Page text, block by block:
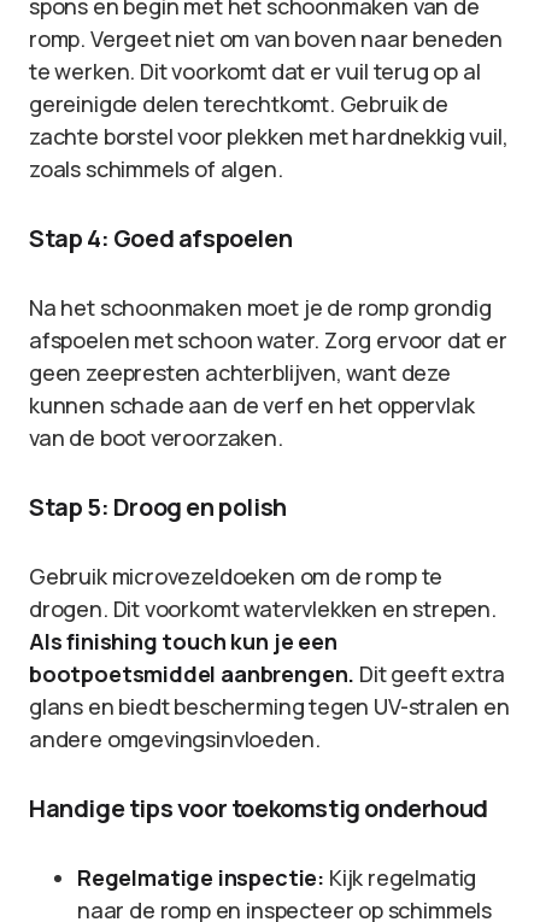
spons en begin met het schoonmaken van de
romp. Vergeet niet om van boven naar beneden
te werken. Dit voorkomt dat er vuil terug op al
gereinigde delen terechtkomt. Gebruik de
zachte borstel voor plekken met hardnekkig vuil,
zoals schimmels of algen.
Stap 4: Goed afspoelen
Na het schoonmaken moet je de romp grondig
afspoelen met schoon water. Zorg ervoor dat er
geen zeepresten achterblijven, want deze
kunnen schade aan de verf en het oppervlak
van de boot veroorzaken.
Stap 5: Droog en polish
Gebruik microvezeldoeken om de romp te
drogen. Dit voorkomt watervlekken en strepen.
Als finishing touch kun je een
bootpoetsmiddel aanbrengen. Dit geeft extra
glans en biedt bescherming tegen UV-stralen en
andere omgevingsinvloeden.
Handige tips voor toekomstig onderhoud
Regelmatige inspectie: Kijk regelmatig
naar de romp en inspecteer op schimmels